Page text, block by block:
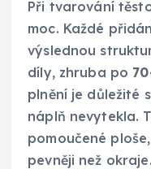
Při tvarování
moc. Každé
výslednou
díly, zhruba po
plnění je důležité
náplň nevytekla.
pomoučené
pevněji než okraje.